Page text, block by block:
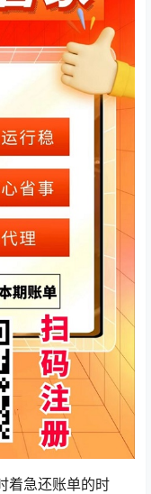
着急还账单的时